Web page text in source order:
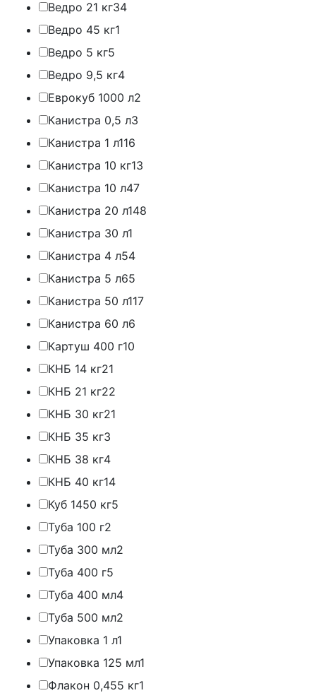
Ведро 21 кг34
Ведро 45 кг1
Ведро 5 кг5
Ведро 9,5 кг4
Еврокуб 1000 л2
Канистра 0,5 л3
Канистра 1 л116
Канистра 10 кг13
Канистра 10 л47
Канистра 20 л148
Канистра 30 л1
Канистра 4 л54
Канистра 5 л65
Канистра 50 л117
Канистра 60 л6
Картуш 400 г10
КНБ 14 кг21
КНБ 21 кг22
КНБ 30 кг21
КНБ 35 кг3
КНБ 38 кг4
КНБ 40 кг14
Куб 1450 кг5
Туба 100 г2
Туба 300 мл2
Туба 400 г5
Туба 400 мл4
Туба 500 мл2
Упаковка 1 л1
Упаковка 125 мл1
Флакон 0,455 кг1